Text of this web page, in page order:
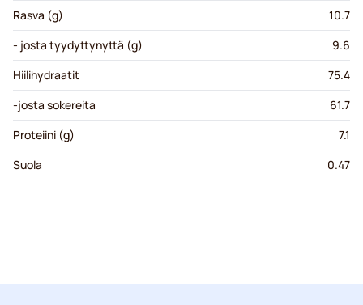
Rasva (g)
10.7
- josta tyydyttynyttä (g)
9.6
Hiilihydraatit
75.4
-josta sokereita
61.7
Proteiini (g)
7.1
Suola
0.47